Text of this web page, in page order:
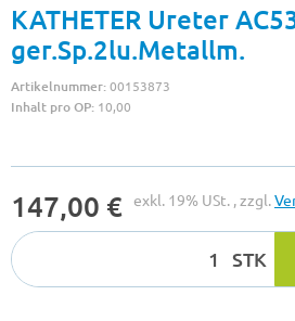
KATHETER Ureter
ger.Sp.2lu.Metallm.
Artikelnummer:00153873
Inhalt pro OP: 10,00
147,00 € exkl. 19% USt. , zzgl.
STK